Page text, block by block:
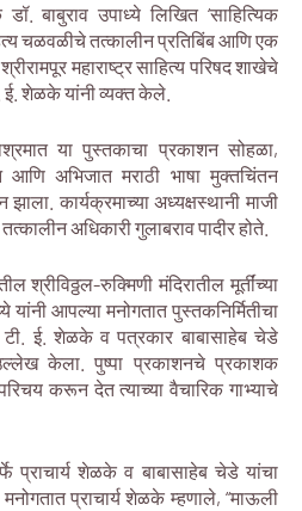
बाबुराव उपाध्ये लिखित ‘साहित्यिक
चळवळीचे तत्कालीन प्रतिबिंब आणि एक
महाराष्ट्र साहित्य परिषद शाखेचे
ई. शेळके यांनी व्यक्त केले.
या पुस्तकाचा प्रकाशन सोहळा,
आणि अभिजात मराठी भाषा मुक्तचिंतन
कार्यक्रमाच्या अध्यक्षस्थानी माजी
अधिकारी गुलाबराव पादीर होते.
श्रीविठ्ठल-रुक्मिणी मंदिरातील मूर्तींच्या
यांनी आपल्या मनोगतात पुस्तकनिर्मितीचा
टी. ई. शेळके व पत्रकार बाबासाहेब चेडे
उल्लेख केला. पुष्पा प्रकाशनचे प्रकाशक
करून देत त्याच्या वैचारिक गाभ्याचे
प्राचार्य शेळके व बाबासाहेब चेडे यांचा
प्राचार्य शेळके म्हणाले, “माऊली